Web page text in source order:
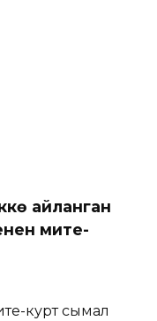
айланган
мите-
курт сымал